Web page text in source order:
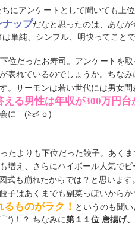
にアンケートとして聞いても上
ップだなと思ったのは、あな
単純、シンプル、明快ってこと
位だったお寿司。アンケートを
表れているのでしょうか。ちな
。サーモンは若い世代には男女
る男性は年収が300万円台
にゞ(≧ε≦ｏ)
たよりも下位だった餃子。あく
増え、さらにハイボール人気でビ
式も崩れたからでは？と思いま
子はあくまでも副菜っぽいからか
ものがラク！ というのも聞
！？ ちなみに第１１位 唐揚げ